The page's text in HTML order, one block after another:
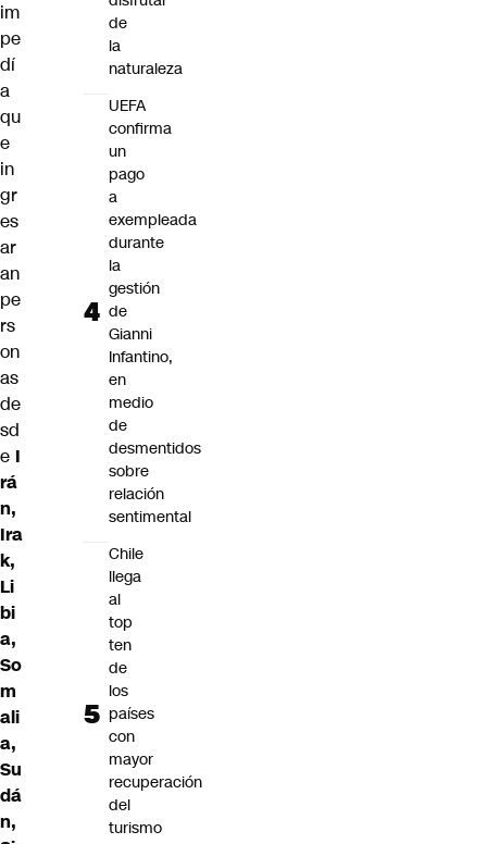
im
pe
dí
a
qu
e
in
gr
es
ar
an
pe
rs
on
as
de
sd
e I
rá
n,
Ira
k,
Li
bi
a,
So
m
ali
a,
Su
dá
n,
de
la
naturaleza
UEFA
confirma
un
pago
a
exempleada
durante
la
gestión
de
Gianni
Infantino,
en
medio
de
desmentidos
sobre
relación
sentimental
Chile
llega
al
top
ten
de
los
países
con
mayor
recuperación
del
turismo